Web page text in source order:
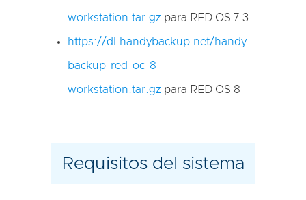
workstation.tar.gz para RED OS 7.3
https://dl.handybackup.net/handy
backup-red-oc-8-
workstation.tar.gz para RED OS 8
Requisitos del sistema